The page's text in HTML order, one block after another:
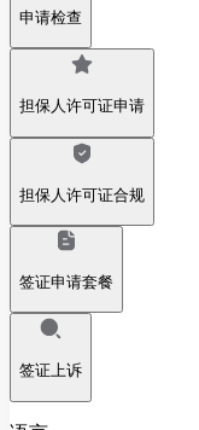
申请检查
担保人许可证申请
担保人许可证合规
签证申请套餐
签证上诉